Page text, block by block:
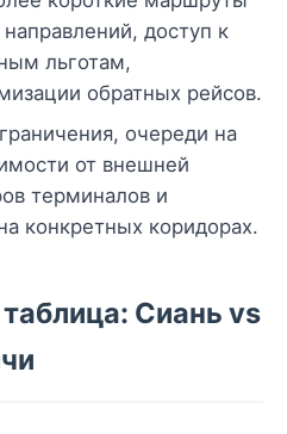
доступ к
льготам,
обратных рейсов.
очереди на
от внешней
терминалов и
конкретных коридорах.
Сиань vs